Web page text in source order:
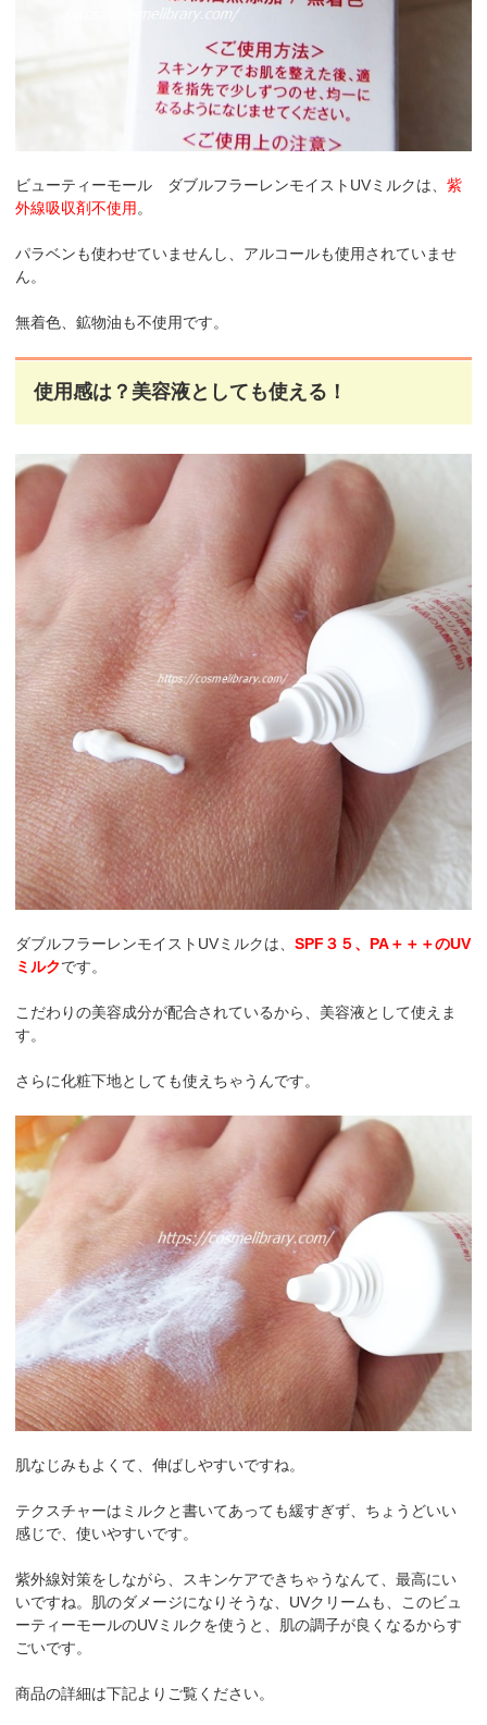
ビューティーモール ダブルフラーレンモイストUVミルクは、紫
外線吸収剤不使用 。
パラベンも使わせていませんし、アルコールも使用されていませ
ん。
無着色、鉱物油も不使用です。
使用感は？美容液としても使える！
ダブルフラーレンモイストUVミルクは、SPF３５、PA＋＋＋のUV
ミルクです。
こだわりの美容成分が配合されているから、美容液として使えま
す。
さらに化粧下地としても使えちゃうんです。
肌なじみもよくて、伸ばしやすいですね。
テクスチャーはミルクと書いてあっても緩すぎず、ちょうどいい
感じで、使いやすいです。
紫外線対策をしながら、スキンケアできちゃうなんて、最高にい
いですね。肌のダメージになりそうな、UVクリームも、このビュ
ーティーモールのUVミルクを使うと、肌の調子が良くなるからす
ごいです。
商品の詳細は下記よりご覧ください。